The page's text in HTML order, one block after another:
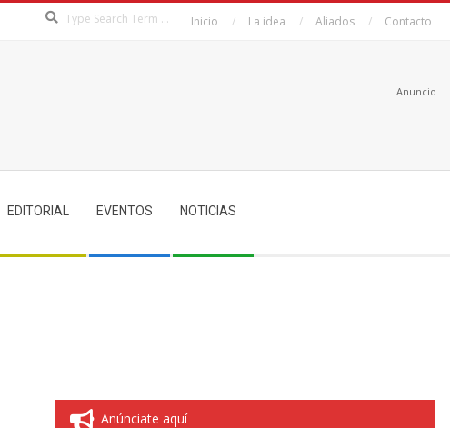
Inicio La idea Aliados Contacto
EDITORIAL EVENTOS NOTICIAS
Anuncio
Anúnciate aquí